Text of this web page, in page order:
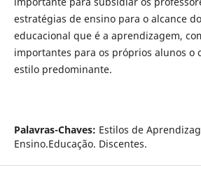
estratégias de ensino para o alcance
educacional que é a aprendizagem,
importantes para os próprios alunos o
estilo predominante.
Palavras-Chaves: Estilos de
Ensino.Educação. Discentes.